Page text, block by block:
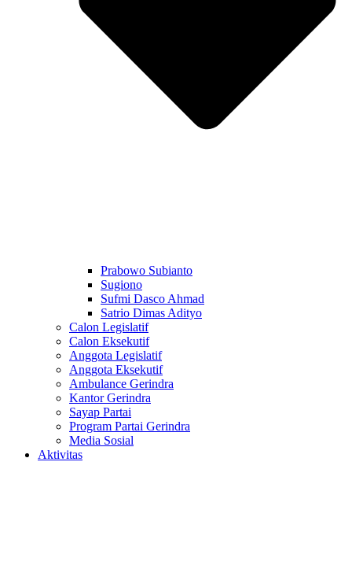
Prabowo Subianto
Sugiono
Sufmi Dasco Ahmad
Satrio Dimas Adityo
Calon Legislatif
Calon Eksekutif
Anggota Legislatif
Anggota Eksekutif
Ambulance Gerindra
Kantor Gerindra
Sayap Partai
Program Partai Gerindra
Media Sosial
Aktivitas